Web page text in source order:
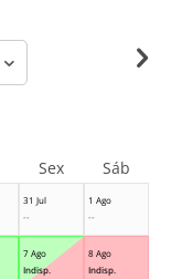
31 Jul
--
1 Ago
--
7 Ago
Indisp.
8 Ago
Indisp.
Sex Sáb